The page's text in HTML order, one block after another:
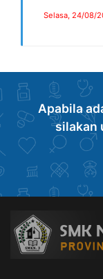
Selasa, 24/08/
Apabila
silakan